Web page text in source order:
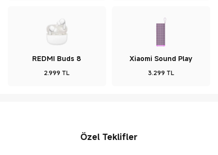
REDMI Buds 8
2.999 TL
Current Price TL2999
Xiaomi Sound Play
3.299 TL
Current Price TL3299
Özel Teklifler